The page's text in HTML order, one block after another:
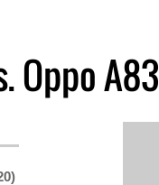
Oppo A83